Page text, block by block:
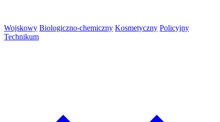
Wojskowy Biologiczno-chemiczny Kosmetyczny Policyjny
Technikum